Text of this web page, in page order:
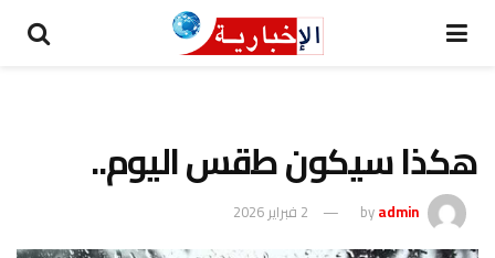
هكذا سيكون طقس اليوم..
byadmin 2 فبراير 2026